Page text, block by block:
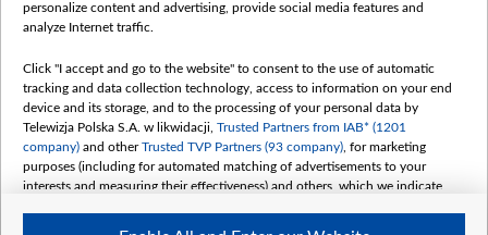
Белсат Shorts
Жэстачайшы мульт
Belsat English
Biełsat PL
Белсат Now
Белсат History
Белсат Music
personalize content and advertising, provide social media features and
analyze Internet traffic.
Click "I accept and go to the website" to consent to the use of automatic
tracking and data collection technology, access to information on your end
device and its storage, and to the processing of your personal data by
Telewizja Polska S.A. w likwidacji, Trusted Partners from IAB* (1201
company) and otherTrusted TVP Partners (93 company) , for marketing
purposes (including for automated matching of advertisements to your
interests and measuring their effectiveness) and others, which we indicate